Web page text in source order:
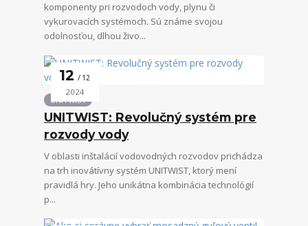
komponenty pri rozvodoch vody, plynu či
vykurovacích systémoch. Sú známe svojou
odolnosťou, dlhou živo...
12 12
2024
UNITWIST
UNITWIST: Revolučný systém pre
rozvody vody
V oblasti inštalácií vodovodných rozvodov prichádza
na trh inovátívny systém UNITWIST, ktorý mení
pravidlá hry. Jeho unikátna kombinácia technológií
p...